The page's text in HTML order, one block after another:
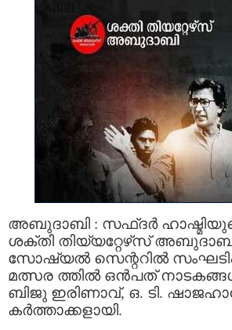
അബുദാബി : സഫ്ദർ
ശക്തി തിയ്യറ്റേഴ്‌സ്
സോഷ്യൽ സെന്ററിൽ
മത്സര ത്തിൽ ഒൻപത്
ബിജു ഇരിണാവ്, ഒ. ടി.
കർത്താക്കളായി.